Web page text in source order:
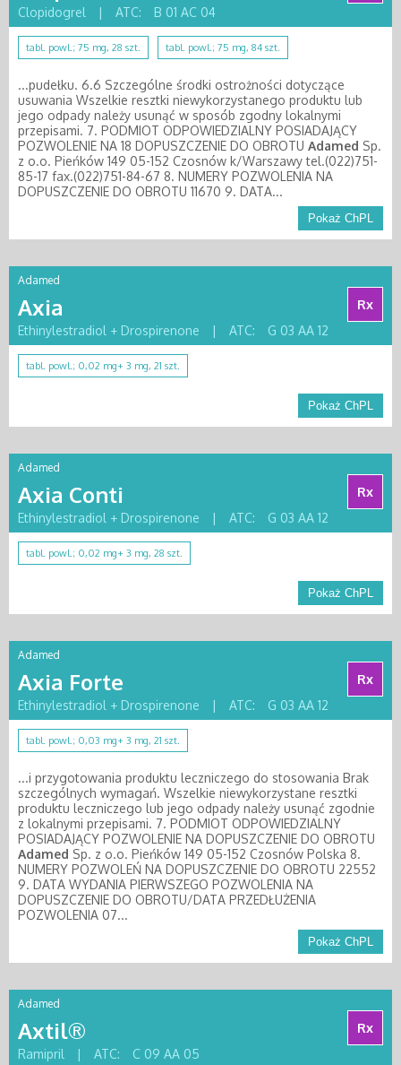
Clopidogrel | ATC: B 01 AC 04
tabl. powl.; 75 mg, 28 szt. tabl. powl.; 75 mg, 84 szt.
...pudełku. 6.6 Szczególne środki ostrożności dotyczące
usuwania Wszelkie resztki niewykorzystanego produktu lub
jego odpady należy usunąć w sposób zgodny lokalnymi
przepisami. 7. PODMIOT ODPOWIEDZIALNY POSIADAJĄCY
POZWOLENIE NA 18 DOPUSZCZENIE DO OBROTU Adamed Sp.
z o.o. Pieńków 149 05-152 Czosnów k/Warszawy tel.(022)751-
85-17 fax.(022)751-84-67 8. NUMERY POZWOLENIA NA
DOPUSZCZENIE DO OBROTU 11670 9. DATA...
Pokaż ChPL
Adamed
Axia
Rx
Ethinylestradiol + Drospirenone
| ATC: G 03 AA 12
tabl. powl.; 0,02 mg+ 3 mg, 21 szt.
Pokaż ChPL
Adamed
Axia Conti
Rx
Ethinylestradiol + Drospirenone
| ATC: G 03 AA 12
tabl. powl.; 0,02 mg+ 3 mg, 28 szt.
Pokaż ChPL
Adamed
Axia Forte
Rx
Ethinylestradiol + Drospirenone
| ATC: G 03 AA 12
tabl. powl.; 0,03 mg+ 3 mg, 21 szt.
...i przygotowania produktu leczniczego do stosowania Brak
szczególnych wymagań. Wszelkie niewykorzystane resztki
produktu leczniczego lub jego odpady należy usunąć zgodnie
z lokalnymi przepisami. 7. PODMIOT ODPOWIEDZIALNY
POSIADAJĄCY POZWOLENIE NA DOPUSZCZENIE DO OBROTU
Adamed Sp. z o.o. Pieńków 149 05-152 Czosnów Polska 8.
NUMERY POZWOLEŃ NA DOPUSZCZENIE DO OBROTU 22552
9. DATA WYDANIA PIERWSZEGO POZWOLENIA NA
DOPUSZCZENIE DO OBROTU/DATA PRZEDŁUŻENIA
POZWOLENIA 07...
Pokaż ChPL
Adamed
Axtil®
Rx
Ramipril
| ATC: C 09 AA 05